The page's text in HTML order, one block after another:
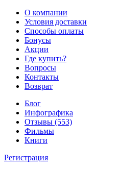
О компании
Условия доставки
Способы оплаты
Бонусы
Акции
Где купить?
Вопросы
Контакты
Возврат
Блог
Инфографика
Отзывы (553)
Фильмы
Книги
Регистрация